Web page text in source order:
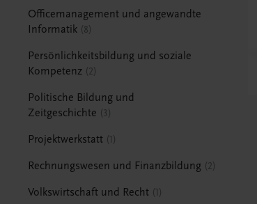
Officemanagement und angewandte
Informatik 8
Persönlichkeitsbildung und soziale
Kompetenz 2
Politische Bildung und
Zeitgeschichte
3
Projektwerkstatt 1
Rechnungswesen und Finanzbildung 2
Volkswirtschaft und Recht 1